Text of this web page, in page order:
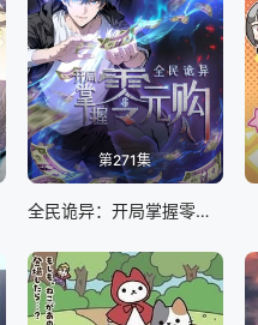
28 29
31
34 35
37 38
43 44
第271集
全民诡异：开局掌握零元购